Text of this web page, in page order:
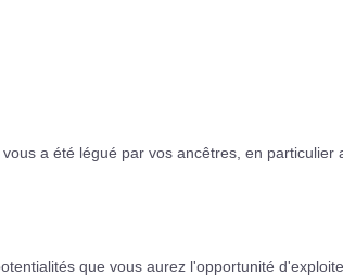
a été légué par vos ancêtres, en particulier
que vous aurez l'opportunité